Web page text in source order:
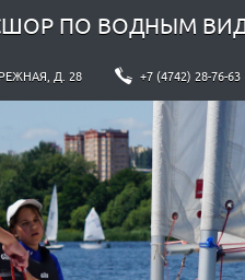
ПО ВОДНЫМ
Д. 28 +7 (4742) 28-76-63